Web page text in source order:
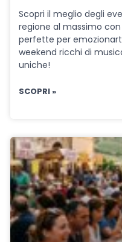
Scopri il meglio degli
regione al massimo
perfette per
weekend ricchi di
uniche!
SCOPRI »